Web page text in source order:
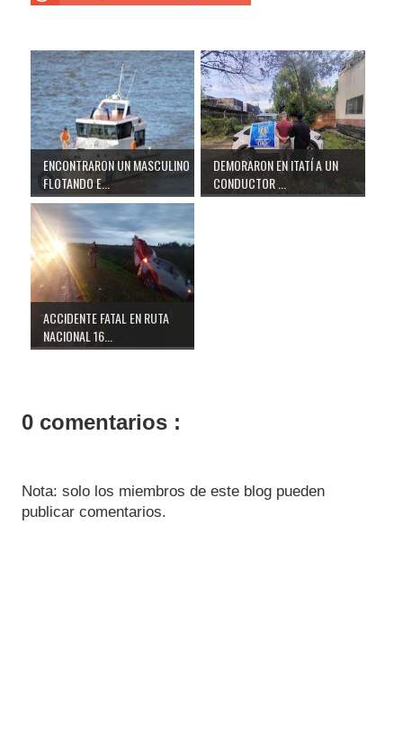
ENCONTRARON UN MASCULINO
FLOTANDO E...
DEMORARON EN ITATÍ A UN
CONDUCTOR ...
ACCIDENTE FATAL EN RUTA
NACIONAL 16...
0 comentarios :
Nota: solo los miembros de este blog pueden
publicar comentarios.